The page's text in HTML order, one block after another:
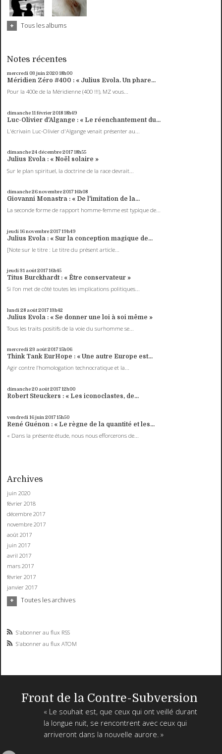
Tous les albums
Notes récentes
mercredi 03 juin 202018h00
Méridien Zéro #400 : « Julius Evola. Un phare...
Pour la 400e de la Méridienne (400 !!!), MZ vous...
dimanche 11 février 201818h49
Luc-Olivier d'Algange : « Le réenchantement du...
L'écrivain Luc-Olivier d'Algange venait présenter au...
dimanche 24 décembre 201718h55
Julius Evola : « Noël solaire »
Sur le plan spirituel, la doctrine de la race devrait...
dimanche 26novembre 201716h08
Giovanni Monastra : « De l'imitation de la...
La seconde forme de rapport homme-femme est typique de...
jeudi 16novembre 201719h49
Julius Evola : « Sur la conception magique de...
[Note sur le titre : Le titre du présent article...
jeudi 31 août 201716h45
Titus Burckhardt : « Être conservateur »
Si l’on met de côté toutes les implications politiques...
lundi 28 août 201713h42
Julius Evola : « Se donner une loi à soi même »
Tous les traits positifs de la voie du surhomme se...
mercredi 23 août 201715h06
Think Tank EurHope : « Une autre Europe est...
Agir contre l’homologation technocratique et la...
dimanche 20 août 201712h00
Robert Steuckers : « Les iconoclastes, de...
vendredi 16juin 201715h50
René Guénon : « Le règne de la quantité et les...
« Dans la présente étude, nous nous efforcerons de...
Archives
juin 2020
février 2018
décembre 2017
novembre 2017
août 2017
juin 2017
avril 2017
mars 2017
février 2017
janvier 2017
Toutes les archives
S'abonner au flux RSS
S'abonner au flux ATOM
Front de la Contre-Subversion
« Le souhait est, que ceux qui ont veillé durant
la longue nuit, se rencontrent avec ceux qui
arriveront dans la nouvelle aurore. »